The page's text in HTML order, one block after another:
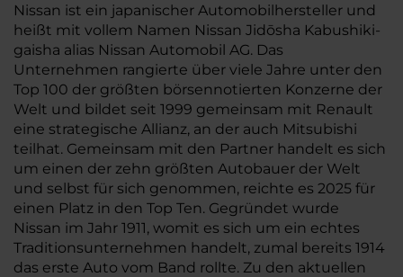
Nissan ist ein japanischer Automobilhersteller und
heißt mit vollem Namen Nissan Jidōsha Kabushiki-
gaisha alias Nissan Automobil AG. Das
Unternehmen rangierte über viele Jahre unter den
Top 100 der größten börsennotierten Konzerne der
Welt und bildet seit 1999 gemeinsam mit Renault
eine strategische Allianz, an der auch Mitsubishi
teilhat. Gemeinsam mit den Partner handelt es sich
um einen der zehn größten Autobauer der Welt
und selbst für sich genommen, reichte es 2025 für
einen Platz in den Top Ten. Gegründet wurde
Nissan im Jahr 1911, womit es sich um ein echtes
Traditionsunternehmen handelt, zumal bereits 1914
das erste Auto vom Band rollte. Zu den aktuellen